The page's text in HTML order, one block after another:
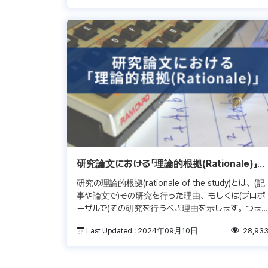
研究論文における「理論的根拠(Rationale)」と
は何？
研究の理論的根拠(rationale of the study)とは、(記
事や論文で)その研究を行った理由、もしくは(プロポ
ーザルで)その研究を行うべき理由を示します。つま
要 […]
Last Updated : 2024年09月10日